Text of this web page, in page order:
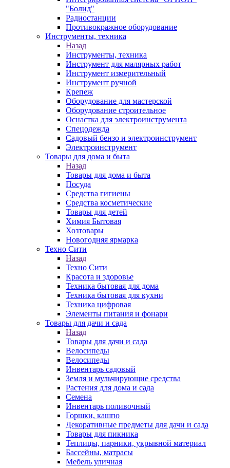
"Болид"
Радиостанции
Противокражное оборудование
Инструменты, техника
Назад
Инструменты, техника
Инструмент для малярных работ
Инструмент измерительный
Инструмент ручной
Крепеж
Оборудование для мастерской
Оборудование строительное
Оснастка для электроинструмента
Спецодежда
Садовый бензо и электроинструмент
Электроинструмент
Товары для дома и быта
Назад
Товары для дома и быта
Посуда
Средства гигиены
Средства косметические
Товары для детей
Химия Бытовая
Хозтовары
Новогодняя ярмарка
Техно Сити
Назад
Техно Сити
Красота и здоровье
Техника бытовая для дома
Техника бытовая для кухни
Техника цифровая
Элементы питания и фонари
Товары для дачи и сада
Назад
Товары для дачи и сада
Велосипеды
Велосипеды
Инвентарь садовый
Земля и мульчирующие средства
Растения для дома и сада
Семена
Инвентарь поливочный
Горшки, кашпо
Декоративные предметы для дачи и сада
Товары для пикника
Теплицы, парники, укрывной материал
Бассейны, матрасы
Мебель уличная